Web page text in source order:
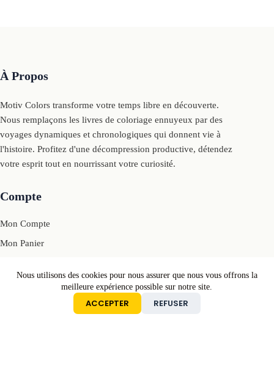
Nous utilisons des cookies pour nous assurer que nous vous offrons la
meilleure expérience possible sur notre site.
ACCEPTER REFUSER
À Propos
Motiv Colors transforme votre temps libre en découverte.
Nous remplaçons les livres de coloriage ennuyeux par des
voyages dynamiques et chronologiques qui donnent vie à
l'histoire. Profitez d'une décompression productive, détendez
votre esprit tout en nourrissant votre curiosité.
Compte
Mon Compte
Mon Panier